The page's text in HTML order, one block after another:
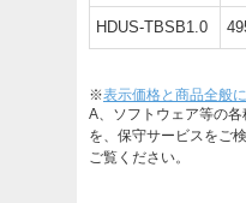
HDUS-TBSB1.0
※表示価格と商品全般
A、ソフトウェア等の
を、保守サービスをご
ご覧ください。